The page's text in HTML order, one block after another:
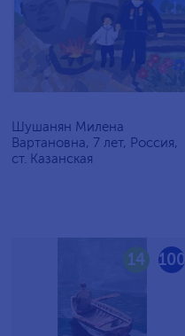
Шушанян Милена
Вартановна, 7 лет, Россия,
ст. Казанская
100
14